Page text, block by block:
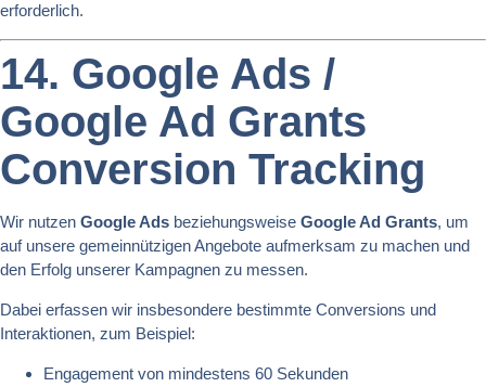
erforderlich.
14. Google Ads /
Google Ad Grants
Conversion Tracking
Wir nutzen Google Ads beziehungsweise Google Ad Grants, um
auf unsere gemeinnützigen Angebote aufmerksam zu machen und
den Erfolg unserer Kampagnen zu messen.
Dabei erfassen wir insbesondere bestimmte Conversions und
Interaktionen, zum Beispiel:
Engagement von mindestens 60 Sekunden